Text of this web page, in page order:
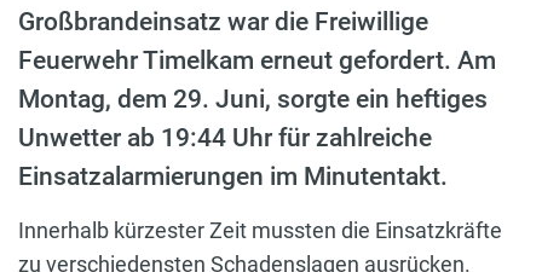
Großbrandeinsatz war die Freiwillige
Feuerwehr Timelkam erneut gefordert. Am
Montag, dem 29. Juni, sorgte ein heftiges
Unwetter ab 19:44 Uhr für zahlreiche
Einsatzalarmierungen im Minutentakt.
Innerhalb kürzester Zeit mussten die Einsatzkräfte
zu verschiedensten Schadenslagen ausrücken.